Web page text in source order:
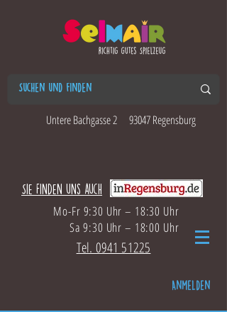
Untere Bachgasse 2 93047 Regensburg
Sie finden uns auch
Tel. 0941 51225
Mo-Fr 9:30 Uhr – 18:30 Uhr
Sa 9:30 Uhr – 18:00 Uhr
Anmelden